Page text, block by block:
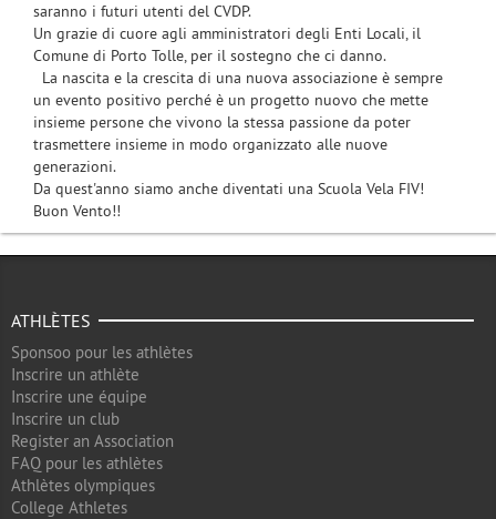
saranno i futuri utenti del CVDP.
Un grazie di cuore agli amministratori degli Enti Locali, il
Comune di Porto Tolle, per il sostegno che ci danno.
La nascita e la crescita di una nuova associazione è sempre
un evento positivo perché è un progetto nuovo che mette
insieme persone che vivono la stessa passione da poter
trasmettere insieme in modo organizzato alle nuove
generazioni.
Da quest'anno siamo anche diventati una Scuola Vela FIV!
Buon Vento!!
ATHLÈTES
Sponsoo pour les athlètes
Inscrire un athlète
Inscrire une équipe
Inscrire un club
Register an Association
FAQ pour les athlètes
Athlètes olympiques
College Athletes